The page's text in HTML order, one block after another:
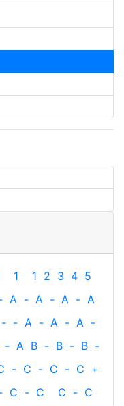
1 1 2 3 4 5
A - A - A - A
‐ - A - A - A -
- A B - B - B -
- C - C - C +
C - C C - C